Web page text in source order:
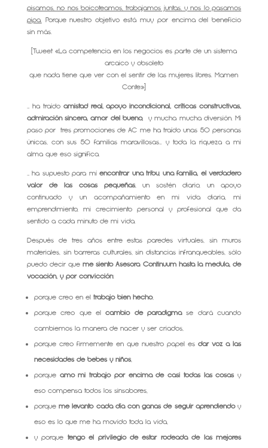
pisamos, no nos boicoteamos, trabajamos juntas, y nos lo pasamos
pipa.Porque nuestro objetivo está muy por encima del beneficio
sin más.
[Tweet «La competencia en los negocios es parte de un sistema
arcaico y obsoleto
que nada tiene que ver con el sentir de las mujeres libres. Mamen
Conte»]
… ha traído amistad real, apoyo incondicional, críticas constructivas,
admiración sincera, amor del bueno, y mucha mucha diversión. Mi
paso por tres promociones de AC me ha traído unas 50 personas
únicas, con sus 50 familias maravillosas… y toda la riqueza a mi
alma que eso significa.
… ha supuesto para míencontrar una tribu, una familia, el verdadero
valor de las cosas pequeñas, un sostén diario, un apoyo
continuado y un acompañamiento en mi vida diaria, mi
emprendimiento, mi crecimiento personal y profesional que da
sentido a cada minuto de mi vida.
Después de tres años entre estas paredes virtuales, sin muros
materiales, sin barreras culturales, sin distancias infranqueables, sólo
puedo decir queme siento Asesora Continuum hasta la médula, de
vocación, y por convicción:
porque creo en el trabajo bien hecho,
porque creo que elcambio de paradigmase dará cuando
cambiemos la manera de nacer y ser criados,
porque creo firmemente en que nuestro papel es dar voz a las
necesidades de bebés y niños,
porque amo mi trabajo por encima de casi todas las cosas y
eso compensa todos los sinsabores,
porqueme levanto cada día con ganas de seguir aprendiendoy
eso es lo que me ha movido toda la vida,
y porque tengo el privilegio de estar rodeada de las mejores